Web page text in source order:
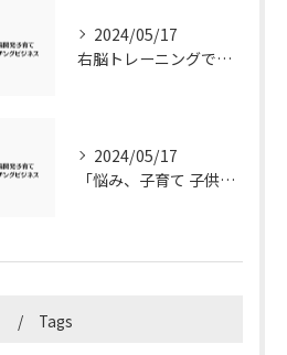
2024/05/17
右脳トレーニングで視覚的センスを磨こう！
2024/05/17
「悩み、子育て 子供の発達」を解決する右脳開発子育てコーチングビジネス業界の魅力とは？
Tags